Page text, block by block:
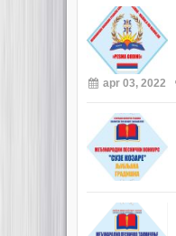
apr 03, 2022